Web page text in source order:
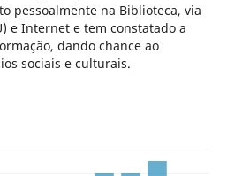
pessoalmente na Biblioteca, via
e Internet e tem constatado a
dando chance ao
sociais e culturais.